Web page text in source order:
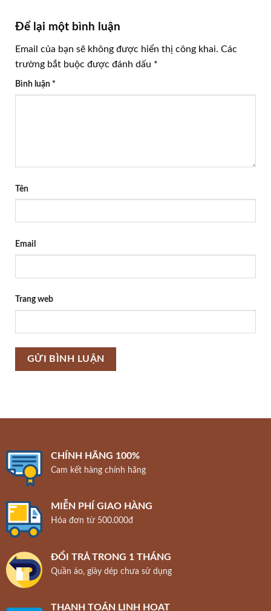
Để lại một bình luận
Email của bạn sẽ không được hiển thị công khai. Các
trường bắt buộc được đánh dấu *
Bình luận *
Tên
Email
Trang web
CHÍNH HÃNG 100%
Cam kết hàng chính hãng
MIỄN PHÍ GIAO HÀNG
Hóa đơn từ 500.000đ
ĐỔI TRẢ TRONG 1 THÁNG
Quần áo, giày dép chưa sử dụng
THANH TOÁN LINH HOẠT